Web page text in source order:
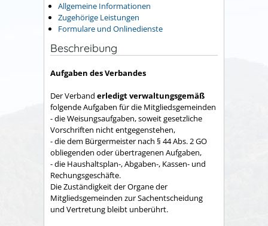
Allgemeine Informationen
Zugehörige Leistungen
Formulare und Onlinedienste
Beschreibung
Aufgaben des Verbandes
Der Verband erledigt verwaltungsgemäß
folgende Aufgaben für die Mitgliedsgemeinden
- die Weisungsaufgaben, soweit gesetzliche
Vorschriften nicht entgegenstehen,
- die dem Bürgermeister nach § 44 Abs. 2 GO
obliegenden oder übertragenen Aufgaben,
- die Haushaltsplan-, Abgaben-, Kassen- und
Rechungs­geschäfte.
Die Zuständigkeit der Organe der
Mitgliedsgemeinden zur Sachent­scheidung
und Vertretung bleibt unberührt.